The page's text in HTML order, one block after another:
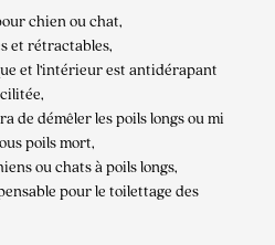
chien ou chat,
et rétractables,
et l’intérieur est antidérapant
de démêler les poils longs ou mi
poils mort,
ou chats à poils longs,
pour le toilettage des